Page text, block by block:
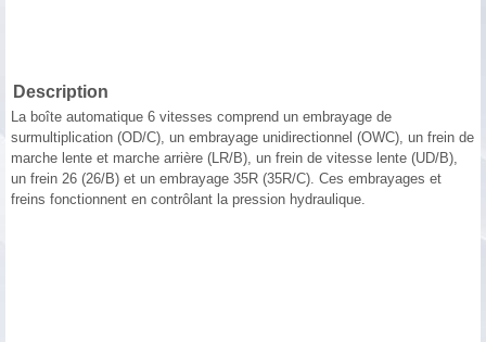
Description
La boîte automatique 6 vitesses comprend un embrayage de
surmultiplication (OD/C), un embrayage unidirectionnel (OWC), un frein de
marche lente et marche arrière (LR/B), un frein de vitesse lente (UD/B),
un frein 26 (26/B) et un embrayage 35R (35R/C). Ces embrayages et
freins fonctionnent en contrôlant la pression hydraulique.